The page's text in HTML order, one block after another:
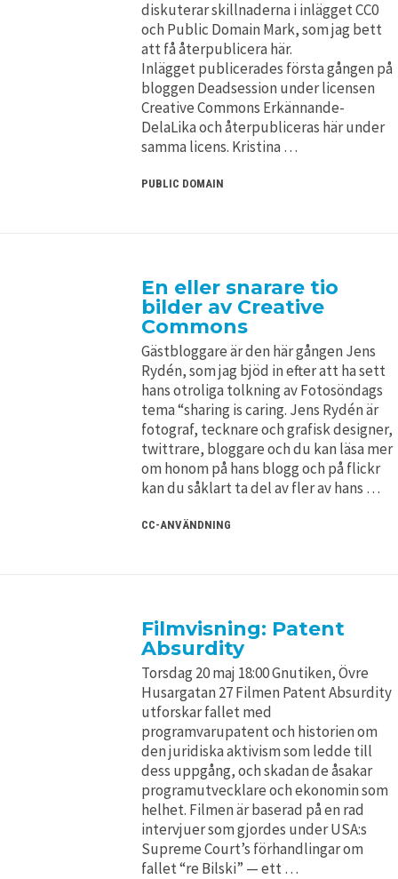
diskuterar skillnaderna i inlägget CC0
och Public Domain Mark, som jag bett
att få återpublicera här.
Inlägget publicerades första gången på
bloggen Deadsession under licensen
Creative Commons Erkännande-
DelaLika och återpubliceras här under
samma licens. Kristina …
PUBLIC DOMAIN
En eller snarare tio
bilder av Creative
Commons
Gästbloggare är den här gången Jens
Rydén, som jag bjöd in efter att ha sett
hans otroliga tolkning av Fotosöndags
tema “sharing is caring. Jens Rydén är
fotograf, tecknare och grafisk designer,
twittrare, bloggare och du kan läsa mer
om honom på hans blogg och på flickr
kan du såklart ta del av fler av hans …
CC-ANVÄNDNING
Filmvisning: Patent
Absurdity
Torsdag 20 maj 18:00 Gnutiken, Övre
Husargatan 27 Filmen Patent Absurdity
utforskar fallet med
programvarupatent och historien om
den juridiska aktivism som ledde till
dess uppgång, och skadan de åsakar
programutvecklare och ekonomin som
helhet. Filmen är baserad på en rad
intervjuer som gjordes under USA:s
Supreme Court’s förhandlingar om
fallet “re Bilski” — ett …